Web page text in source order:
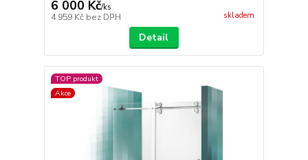
6 000 Kč/ks
4 959 Kč bez DPH skladem
Detail
TOP produkt
Akce